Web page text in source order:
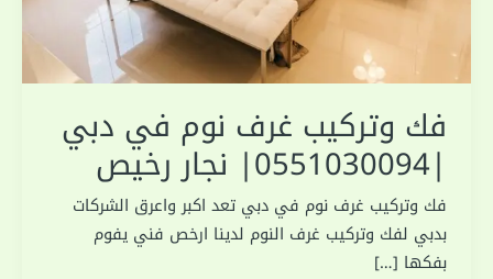
فك وتركيب غرف نوم في دبي
|0551030094| نجار رخيص
فك وتركيب غرف نوم في دبي تعد اكبر واعرق الشركات
بدبي لفك وتركيب غرف النوم لدينا ارخص فني يفوم
بفكها […]